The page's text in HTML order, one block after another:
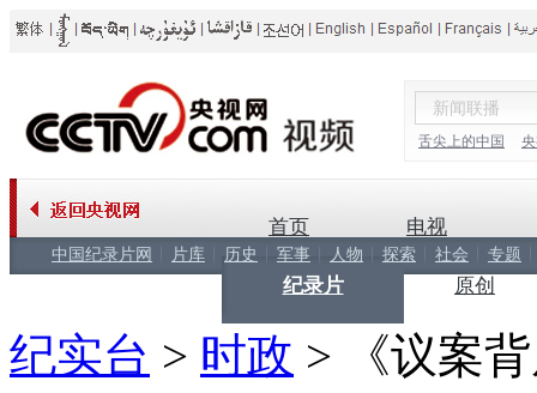
舌尖上的中国
首页 电视
纪录片
中国纪录片网 片库 历史 军事 人物 探索 社会 专题
原创
纪实台 > 时政 >
《议案